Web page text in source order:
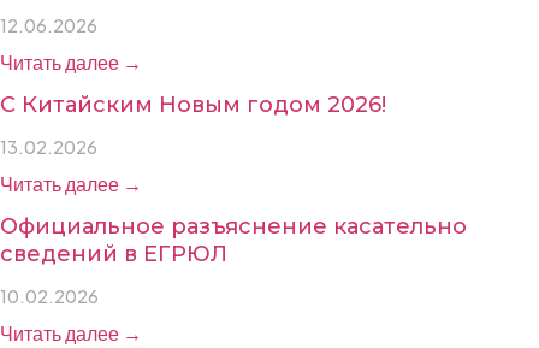
12.06.2026
Читать далее →
С Китайским Новым годом 2026!
13.02.2026
Читать далее →
Официальное разъяснение касательно
сведений в ЕГРЮЛ
10.02.2026
Читать далее →